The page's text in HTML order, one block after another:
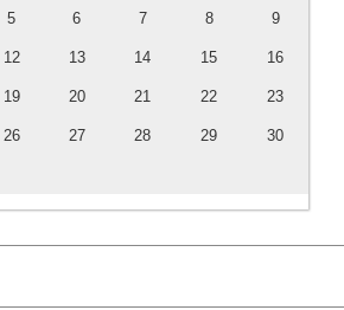
5 6 7 8 9
12 13 14 15 16
19 20 21 22 23
26 27 28 29 30